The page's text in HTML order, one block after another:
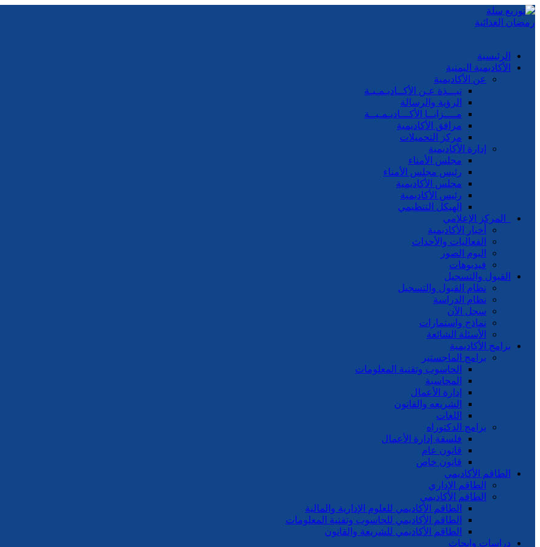
الرئيسية
الأكاديمية اليمنية
عن الأكاديمية
نبـــذة عـن الأكــاديـمـيـة
الرؤية والرسالة
مــــزايــا الأكـــاديـمـيــة
مرافق الأكاديمية
مركز التحميلات
إدارة الأكاديمية
مجلس الأمناء
رئيس مجلس الأمناء
مجلس الأكاديمية
رئيس الأكاديمية
الهيكل التنظيمي
المركز الإعلامي
أخبار الأكاديمية
الفعاليات والأحداث
البوم الصور
فيديوهات
القبول والتسجيل
نظام القبول والتسجيل
نظام الدراسة
سجل الآن
نماذج واستمارات
الأسئلة الشائعة
برامج الأكاديمية
برامج الماجستير
الحاسوب وتقنية المعلومات
المحاسبة
إدارة الأعمال
الشريعه والقانون
اللغات
برامج الدكتوراه
فلسفة إدارة الأعمال
قانون عام
قانون خاص
الطاقم الأكاديمي
الطاقم الإداري
الطاقم الأكاديمي
الطاقم الأكاديمي للعلوم الإدارية والمالية
الطاقم الأكاديمي للحاسوب وتقنية المعلومات
الطاقم الأكاديمي للشريعة والقانون
دراسات وابحاث